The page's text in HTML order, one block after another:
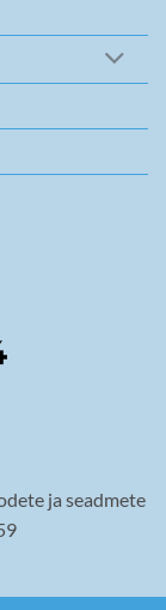
ja seadmete